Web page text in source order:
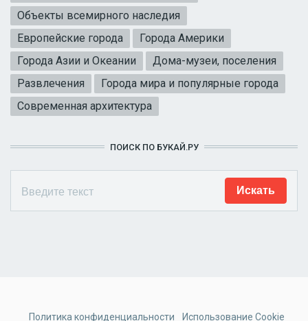
Объекты всемирного наследия
Европейские города
Города Америки
Города Азии и Океании
Дома-музеи, поселения
Развлечения
Города мира и популярные города
Современная архитектура
ПОИСК ПО БУКАЙ.РУ
Политика конфиденциальности Использование Cookie